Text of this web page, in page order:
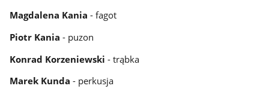
Magdalena Kania - fagot
Piotr Kania- puzon
Konrad Korzeniewski- trąbka
Marek Kunda - perkusja